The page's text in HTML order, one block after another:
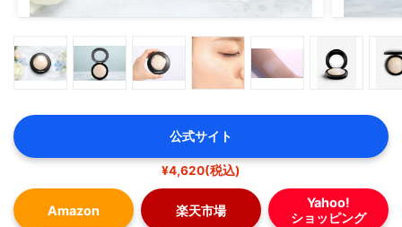
公式サイト
¥4,620(税込)
Amazon 楽天市場
Yahoo!
ショッピング